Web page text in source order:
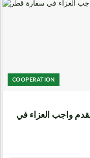
COOPERATION
واجب العزاء في